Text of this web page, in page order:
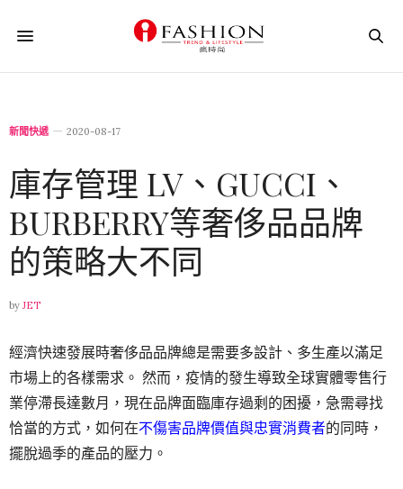
新聞快遞 2020-08-17
庫存管理 LV、GUCCI、
BURBERRY等奢侈品品牌
的策略大不同
by JET
經濟快速發展時奢侈品品牌總是需要多設計、多生產以滿足
市場上的各樣需求。 然而，疫情的發生導致全球實體零售行
業停滯長達數月，現在品牌面臨庫存過剩的困擾，急需尋找
恰當的方式，如何在不傷害品牌價值與忠實消費者的同時，
擺脫過季的產品的壓力。